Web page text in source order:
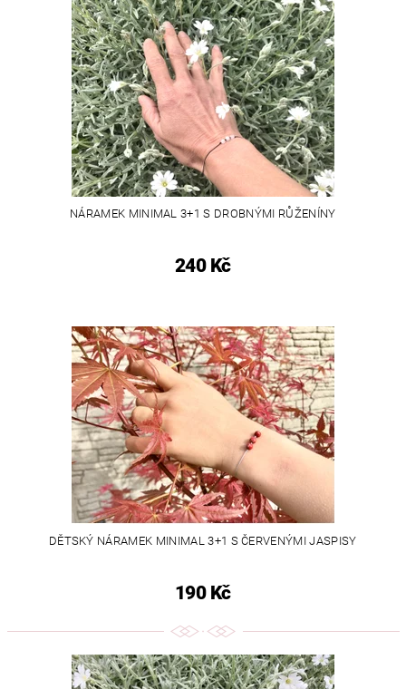
NÁRAMEK MINIMAL 3+1 S DROBNÝMI RŮŽENÍNY
240 Kč
DĚTSKÝ NÁRAMEK MINIMAL 3+1 S ČERVENÝMI JASPISY
190 Kč